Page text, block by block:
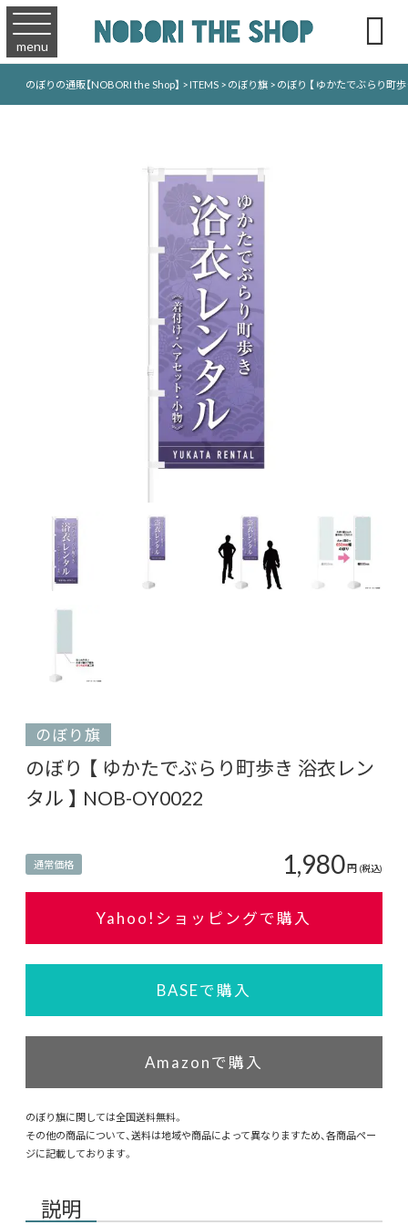
menu 
のぼりの通販【NOBORI the Shop】 >ITEMS>のぼり旗>のぼり 【 ゆかたでぶらり町
のぼり旗
のぼり 【 ゆかたでぶらり町歩き 浴衣レン
タル 】 NOB-OY0022
通常価格 1,980円 (税込)
Yahoo!ショッピングで購入
BASEで購入
Amazonで購入
のぼり旗に関しては全国送料無料。
その他の商品について、送料は地域や商品によって異なりますため、各商品ペー
ジに記載しております。
説明